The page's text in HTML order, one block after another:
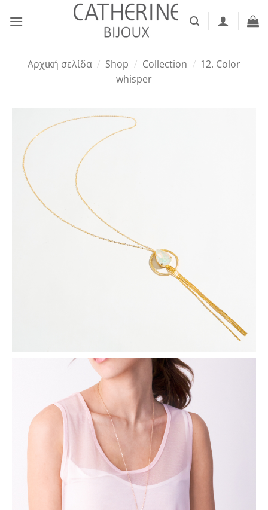
στο
Αρχική σελίδα / Shop / Collection / 12. Color
whisper